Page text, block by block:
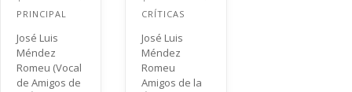
PRINCIPAL
José Luis
Méndez
Romeu (Vocal
de Amigos de
CRÍTICAS
José Luis
Méndez
Romeu
Amigos de la